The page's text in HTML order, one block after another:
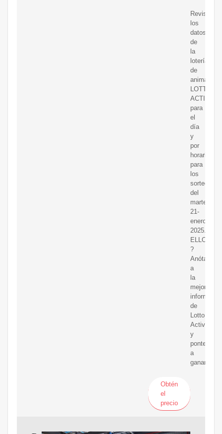
Revisa
los
datos
de
la
lotería
de
animalitos
LOTTO
ACTIVO,
para
el
día
y
por
horario,
para
los
sorteos
del
martes,
21-
enero-
2025.
?
Anótate
a
la
mejor
de
Lotto
Activo
y
ponte
a
ganar!.
Obtén
el
precio